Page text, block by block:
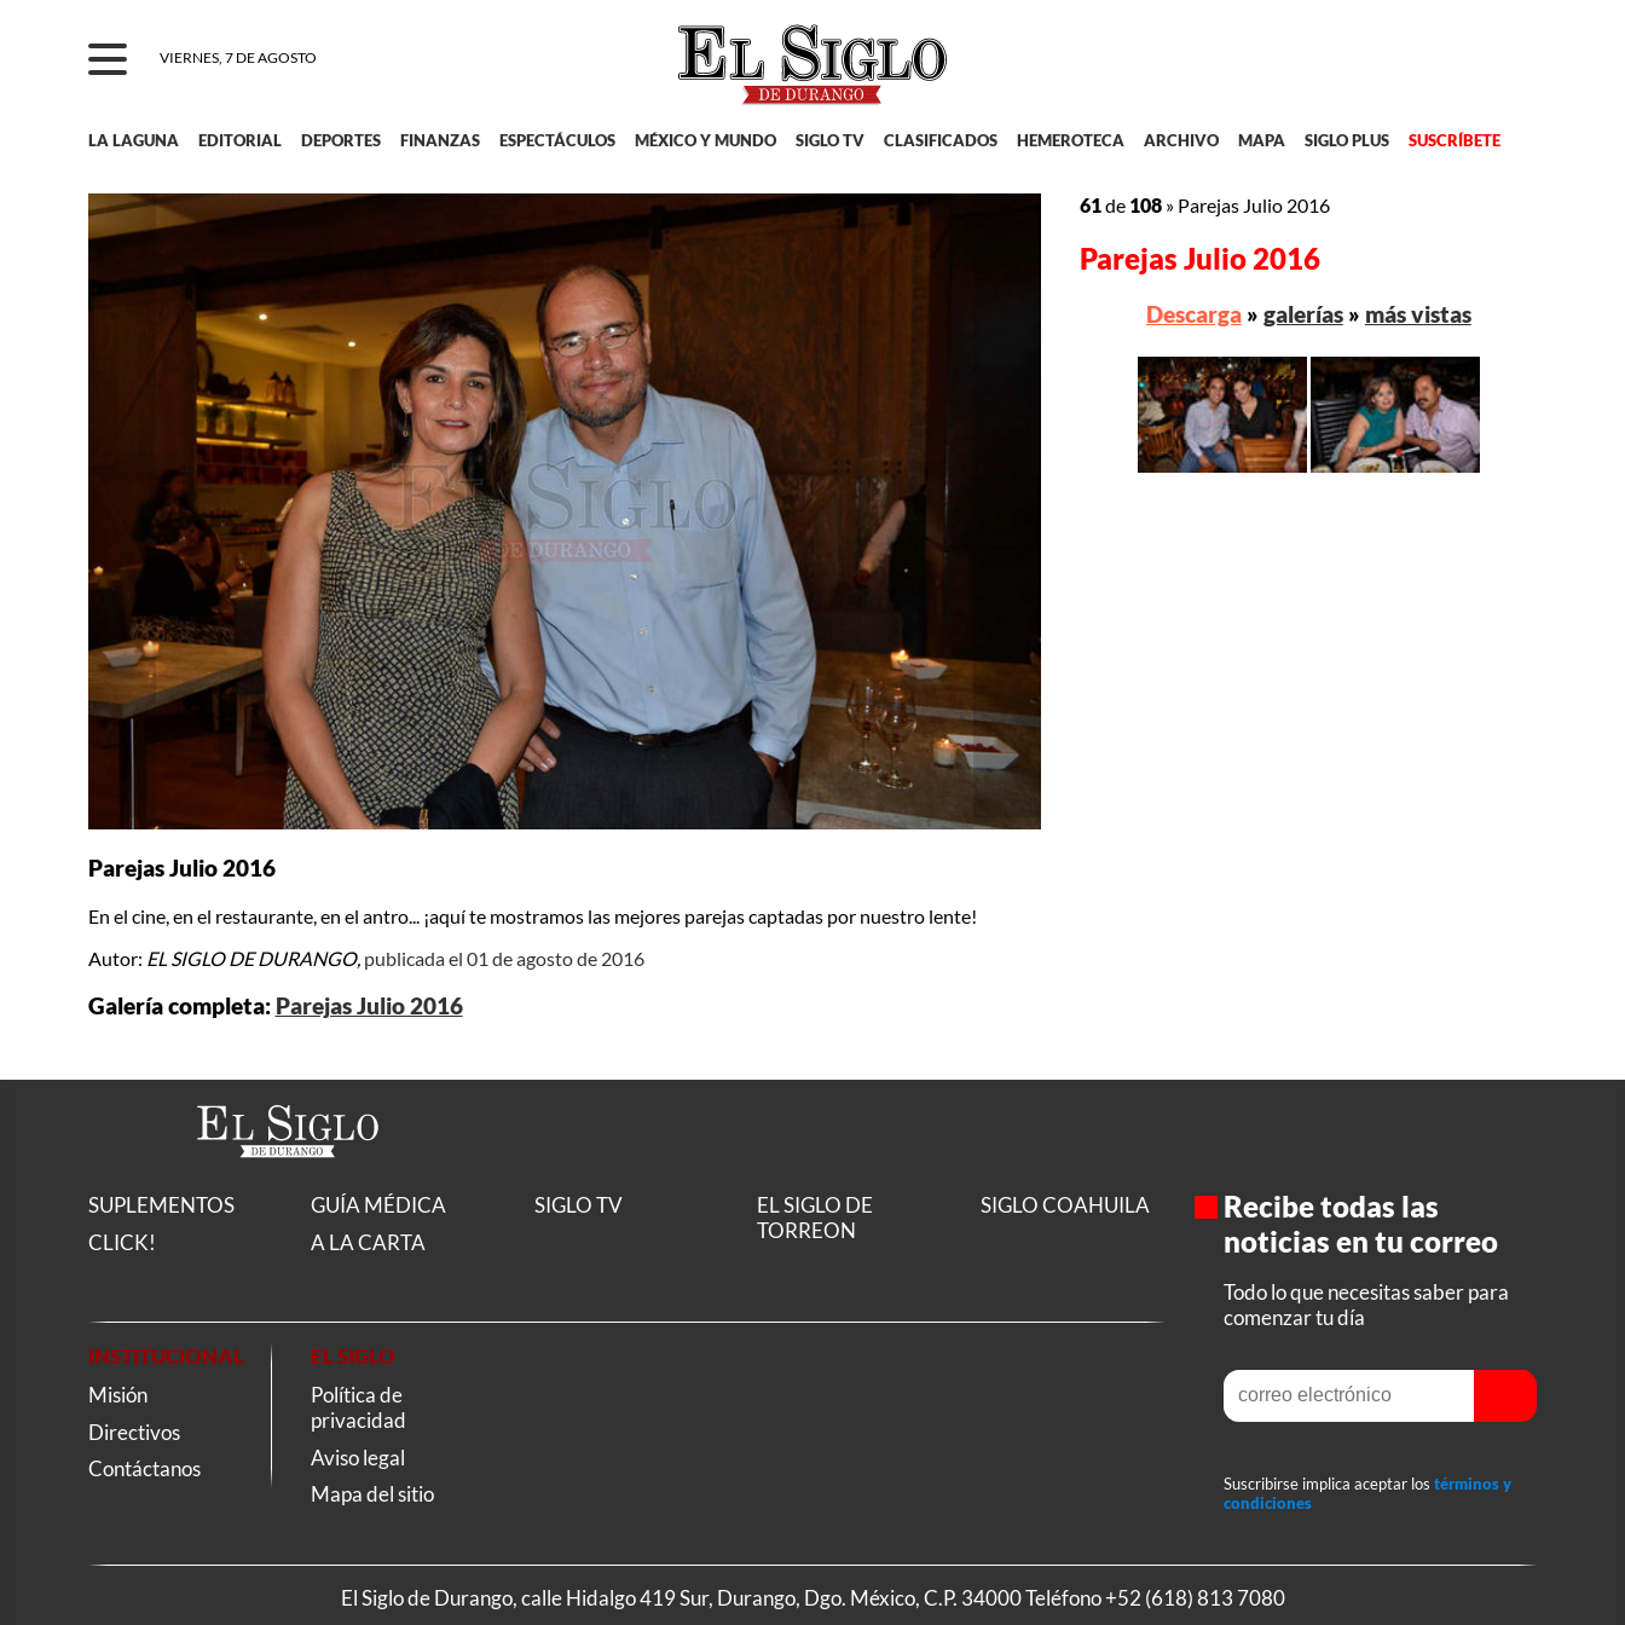
VIERNES, 7 DE AGOSTO
LA LAGUNA EDITORIAL DEPORTES FINANZAS ESPECTÁCULOS MÉXICO Y MUNDO SIGLO TV CLASIFICADOS HEMEROTECA ARCHIVO MAPA SIGLO PLUS SUSCRÍBETE
Parejas Julio 2016
En el cine, en el restaurante, en el antro... ¡aquí te mostramos las mejores parejas captadas por nuestro lente!
Autor: EL SIGLO DE DURANGO, publicada el 01 de agosto de 2016
Galería completa: Parejas Julio 2016
61de 108 » Parejas Julio 2016
Parejas Julio 2016
Descarga» galerías» más vistas
SUPLEMENTOS
CLICK!
GUÍA MÉDICA
A LA CARTA
SIGLO TV
EL SIGLO DE
TORREON
SIGLO COAHUILA
INSTITUCIONAL
Misión
Directivos
Contáctanos
EL SIGLO
Política de
privacidad
Aviso legal
Mapa del sitio
Recibe todas las
noticias en tu correo
Todo lo que necesitas saber para
comenzar tu día
Suscribirse implica aceptar los términos y
condiciones
El Siglo de Durango, calle Hidalgo 419 Sur, Durango, Dgo. México, C.P. 34000 Teléfono+52 (618) 813 7080